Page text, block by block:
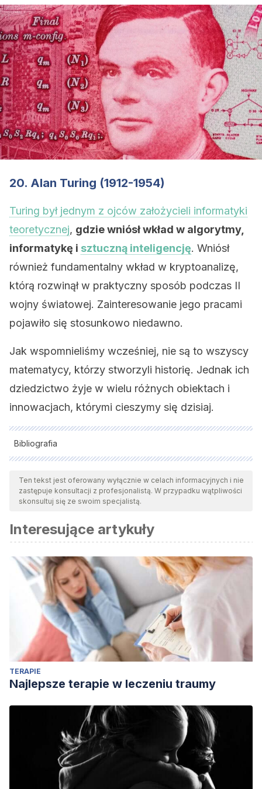
20. Alan Turing (1912-1954)
Turing był jednym z ojców założycieli informatyki
teoretycznej, gdzie wniósł wkład w algorytmy,
informatykę i sztuczną inteligencję. Wniósł
również fundamentalny wkład w kryptoanalizę,
którą rozwinął w praktyczny sposób podczas II
wojny światowej. Zainteresowanie jego pracami
pojawiło się stosunkowo niedawno.
Jak wspomnieliśmy wcześniej, nie są to wszyscy
matematycy, którzy stworzyli historię. Jednak ich
dziedzictwo żyje w wielu różnych obiektach i
innowacjach, którymi cieszymy się dzisiaj.
Bibliografia
Wszystkie cytowane źródła zostały gruntownie
przeanalizowane przez nasz zespół w celu zapewnienia ich
jakości, wiarygodności, aktualności i ważności. Bibliografia
względem naukowym lub akademickim.
Alonso, D., & Tubau, E. (2002). Inferencias bayesianas: una
revisión teórica.Anuario de Psicología,33(1), 25-47.
Anacona, M. (2003). La historia de las matemáticas en la
educación matemática.
Revista Ema 8(1), 30-46.
Ávila, G. (2001). Euclides, geometria e fundamentos.
Revista
do professor de matemática
45 .
Hodges, A. (2002).
Alan Turing.
Newton, I., & Whiteside, D. T. (2008). The mathematical
papers of Isaac Newton.
Newton
Zúñiga, Á. R. (2003).Historia y filosofia de las matemáticas.
Ten tekst jest oferowany wyłącznie w celach informacyjnych i nie
zastępuje konsultacji z profesjonalistą. W przypadku wątpliwości
skonsultuj się ze swoim specjalistą.
Interesujące artykuły
TERAPIE
Najlepsze terapie w leczeniu traumy